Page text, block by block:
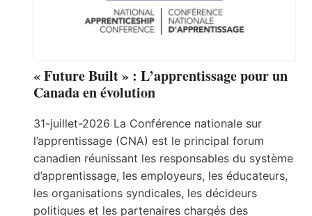
« Future Built » : L’apprentissage pour un
Canada en évolution
31-juillet-2026 La Conférence nationale sur
l’apprentissage (CNA) est le principal forum
canadien réunissant les responsables du système
d’apprentissage, les employeurs, les éducateurs,
les organisations syndicales, les décideurs
politiques et les partenaires chargés des